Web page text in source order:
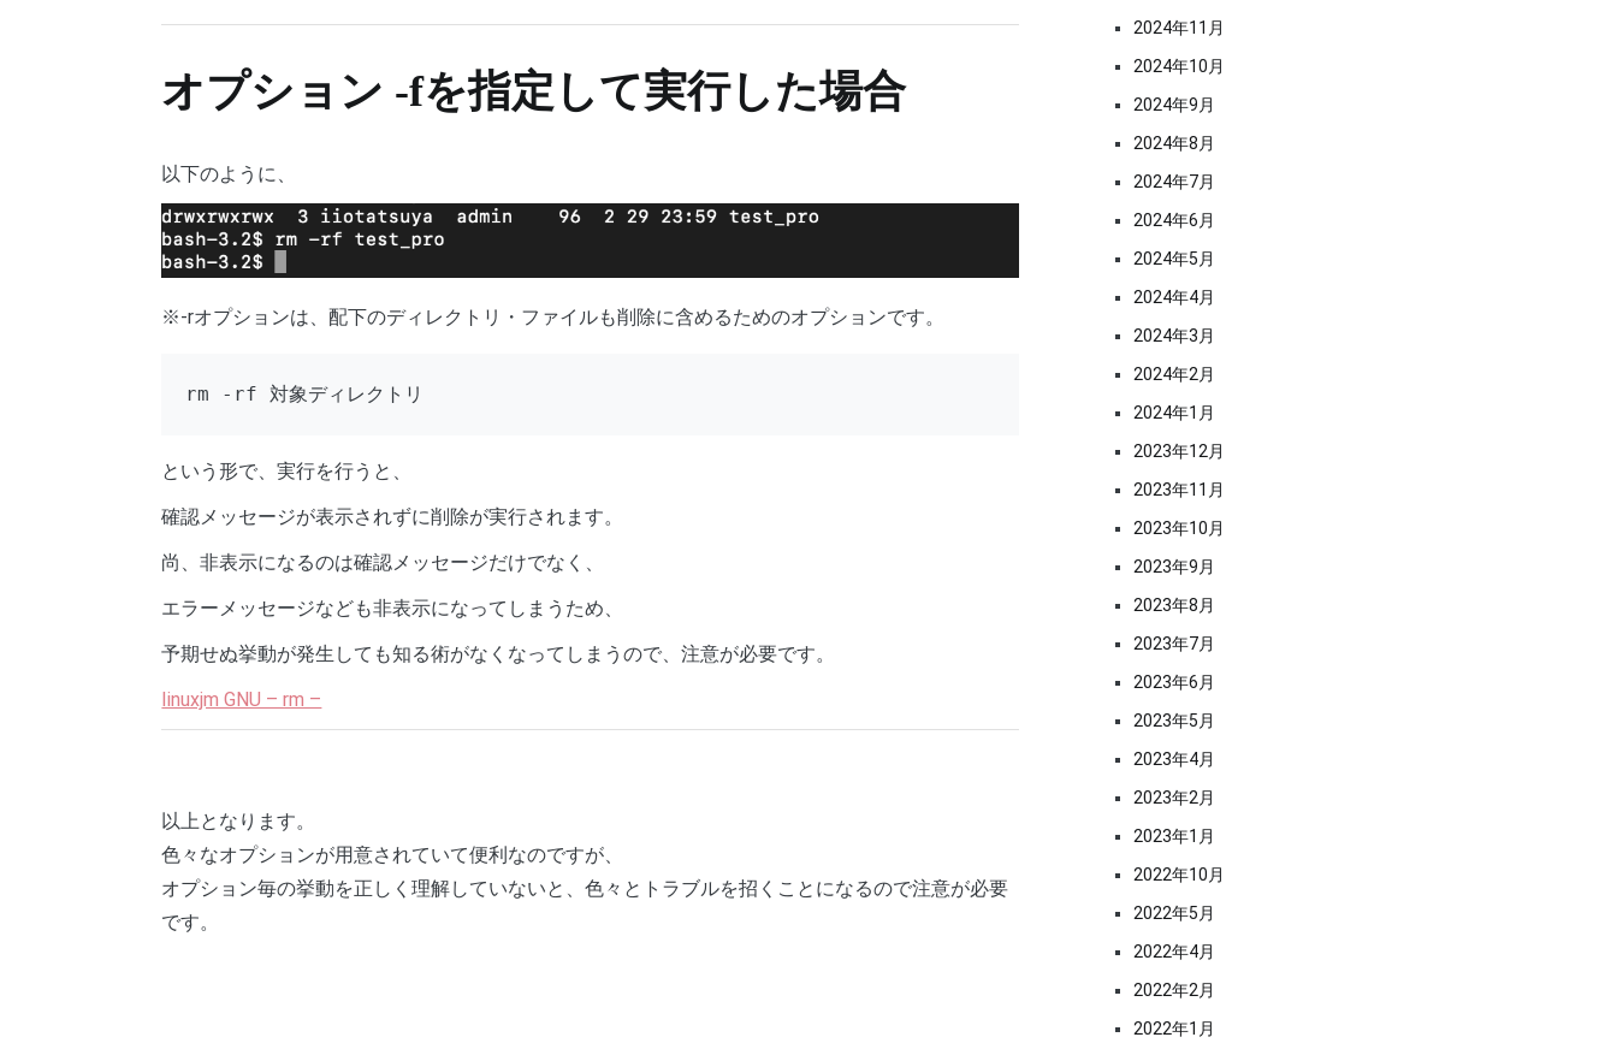
オプション -fを指定して実行した場合
以下のように、
※-rオプションは、配下のディレクトリ・ファイルも削除に含めるためのオプションです。
rm -rf 対象ディレクトリ
という形で、実行を行うと、
確認メッセージが表示されずに削除が実行されます。
尚、非表示になるのは確認メッセージだけでなく、
エラーメッセージなども非表示になってしまうため、
予期せぬ挙動が発生しても知る術がなくなってしまうので、注意が必要です。
linuxjm GNU – rm –
以上となります。
色々なオプションが用意されていて便利なのですが、
オプション毎の挙動を正しく理解していないと、色々とトラブルを招くことになるので注意が必要
です。
2024年11月
2024年10月
2024年9月
2024年8月
2024年7月
2024年6月
2024年5月
2024年4月
2024年3月
2024年2月
2024年1月
2023年12月
2023年11月
2023年10月
2023年9月
2023年8月
2023年7月
2023年6月
2023年5月
2023年4月
2023年2月
2023年1月
2022年10月
2022年5月
2022年4月
2022年2月
2022年1月